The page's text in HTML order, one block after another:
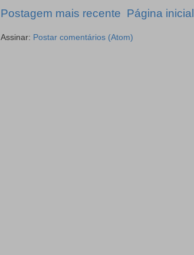
Postagem mais recente Página inicial
Assinar: Postar comentários (Atom)